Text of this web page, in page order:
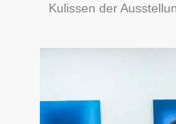
Kulissen der